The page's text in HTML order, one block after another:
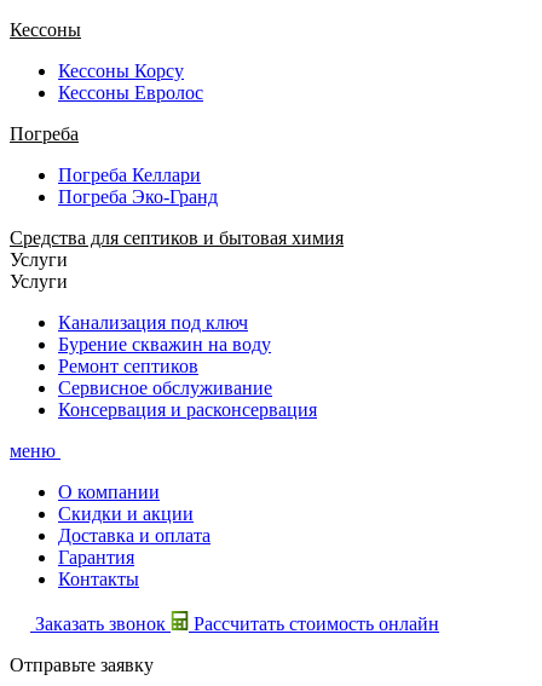
Кессоны
Кессоны Корсу
Кессоны Евролос
Погреба
Погреба Келлари
Погреба Эко-Гранд
Средства для септиков и бытовая химия
Услуги
Услуги
Канализация под ключ
Бурение скважин на воду
Ремонт септиков
Сервисное обслуживание
Консервация и расконсервация
меню
О компании
Скидки и акции
Доставка и оплата
Гарантия
Контакты
Заказать звонок
Рассчитать стоимость онлайн
Отправьте заявку